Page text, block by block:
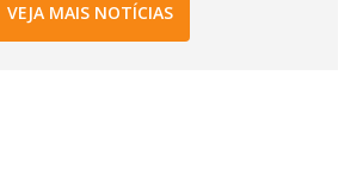
VEJA MAIS NOTÍCIAS